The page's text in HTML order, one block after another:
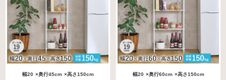
幅20 ×奥行45cm ×高さ150cm 幅20 ×奥行60cm ×高さ150cm